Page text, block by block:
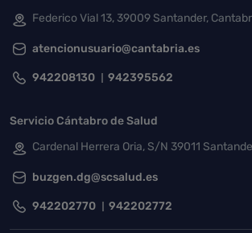
Federico Vial 13, 39009 Santander,
atencionusuario@cantabria.es
942208130 942395562
Servicio Cántabro de Salud
Cardenal Herrera Oria, S/N 39011
buzgen.dg@scsalud.es
942202770 942202772